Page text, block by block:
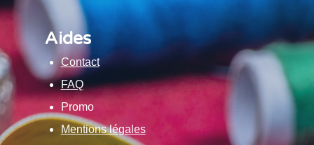
Aides
Contact
FAQ
Promo
Mentions légales